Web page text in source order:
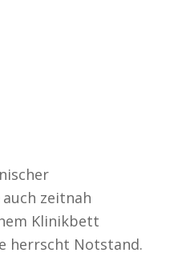
zeitnah
Klinikbett
herrscht Notstand.